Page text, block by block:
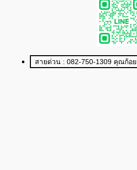
สายด่วน : 082-750-1309 คุณก้อย